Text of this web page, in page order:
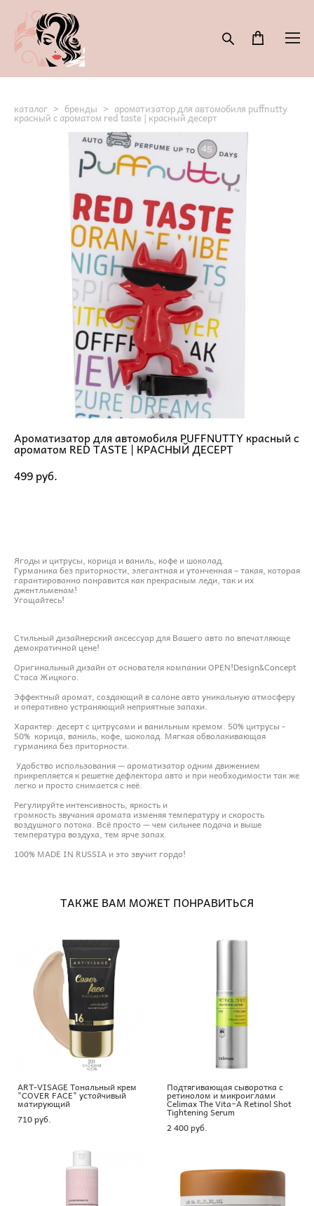
каталог > бренды > ароматизатор для автомобиля puffnutty
красный с ароматом red taste | красный десерт
Ароматизатор для автомобиля PUFFNUTTY красный с
ароматом RED TASTE | КРАСНЫЙ ДЕСЕРТ
499 pуб.
Ягоды и цитрусы, корица и ваниль, кофе и шоколад.
Гурманика без приторности, элегантная и утонченная – такая, которая
гарантированно понравится как прекрасным леди, так и их
джентльменам!
Угощайтесь!
Стильный дизайнерский аксессуар для Вашего авто по впечатляюще
демократичной цене!
Оригинальный дизайн от основателя компании OPEN!Design&Concept
Стаса Жицкого.
Эффектный аромат, создающий в салоне авто уникальную атмосферу
и оперативно устраняющий неприятные запахи.
Характер: десерт с цитрусами и ванильным кремом. 50% цитрусы -
50% корица, ваниль, кофе, шоколад. Мягкая обволакивающая
гурманика без приторности.
Удобство использования — ароматизатор одним движением
прикрепляется к решетке дефлектора авто и при необходимости так же
легко и просто снимается с неё.
Регулируйте интенсивность, яркость и
громкость звучания аромата изменяя температуру и скорость
воздушного потока. Всё просто — чем сильнее подача и выше
температура воздуха, тем ярче запах.
100% MADE IN RUSSIA и это звучит гордо!
ТАКЖЕ ВАМ МОЖЕТ ПОНРАВИТЬСЯ
ART-VISAGE Тональный крем
"COVER FACE" устойчивый
матирующий
710 pуб.
Подтягивающая сыворотка с
ретинолом и микроиглами
Celimax The Vita−A Retinol Shot
Tightening Serum
2 400 pуб.